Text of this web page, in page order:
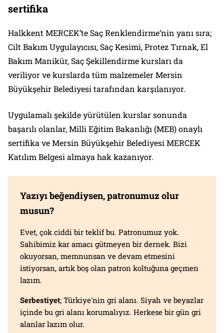
sertifika
Halkkent MERCEK’te Saç Renklendirme’nin yanı sıra;
Cilt Bakım Uygulayıcısı, Saç Kesimi, Protez Tırnak, El
Bakım Manikür, Saç Şekillendirme kursları da
veriliyor ve kurslarda tüm malzemeler Mersin
Büyükşehir Belediyesi tarafından karşılanıyor.
Uygulamalı şekilde yürütülen kurslar sonunda
başarılı olanlar, Milli Eğitim Bakanlığı (MEB) onaylı
sertifika ve Mersin Büyükşehir Belediyesi MERCEK
Katılım Belgesi almaya hak kazanıyor.
Yazıyı beğendiysen, patronumuz olur
musun?
Evet, çok ciddi bir teklif bu. Patronumuz yok.
Sahibimiz kar amacı gütmeyen bir dernek. Bizi
okuyorsan, memnunsan ve devam etmesini
istiyorsan, artık boş olan patron koltuğuna geçmen
lazım.
Serbestiyet; Türkiye'nin gri alanı. Siyah ve beyazlar
içinde bu gri alanı korumalıyız. Herkese bir gün gri
alanlar lazım olur.